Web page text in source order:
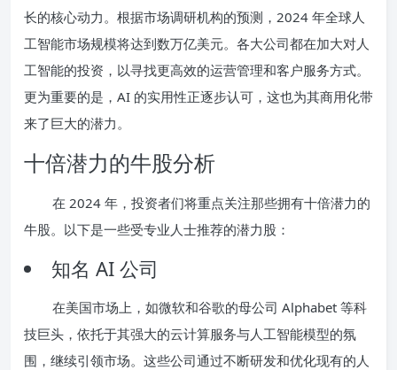
长的核心动力。根据市场调研机构的预测，2024 年全球人
工智能市场规模将达到数万亿美元。各大公司都在加大对人
工智能的投资，以寻找更高效的运营管理和客户服务方式。
更为重要的是，AI 的实用性正逐步认可，这也为其商用化带
来了巨大的潜力。
十倍潜力的牛股分析
在 2024 年，投资者们将重点关注那些拥有十倍潜力的
牛股。以下是一些受专业人士推荐的潜力股：
知名 AI 公司
在美国市场上，如微软和谷歌的母公司 Alphabet 等科
技巨头，依托于其强大的云计算服务与人工智能模型的氛
围，继续引领市场。这些公司通过不断研发和优化现有的人